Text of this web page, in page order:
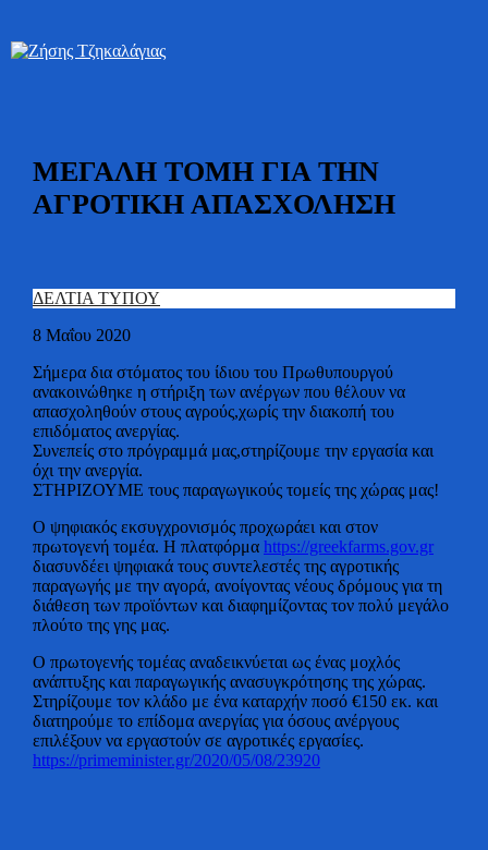
ΜΕΓΑΛΗ ΤΟΜΗ ΓΙΑ ΤΗΝ
ΑΓΡΟΤΙΚΗ ΑΠΑΣΧΟΛΗΣΗ
ΔΕΛΤΙΑ ΤΥΠΟΥ
8 Μαΐου 2020
Σήμερα δια στόματος του ίδιου του Πρωθυπουργού
ανακοινώθηκε η στήριξη των ανέργων που θέλουν να
απασχοληθούν στους αγρούς,χωρίς την διακοπή του
επιδόματος ανεργίας.
Συνεπείς στο πρόγραμμά μας,στηρίζουμε την εργασία και
όχι την ανεργία.
ΣΤΗΡΙΖΟΥΜΕ τους παραγωγικούς τομείς της χώρας μας!
Ο ψηφιακός εκσυγχρονισμός προχωράει και στον
πρωτογενή τομέα. Η πλατφόρμα https://greekfarms.gov.gr
διασυνδέει ψηφιακά τους συντελεστές της αγροτικής
παραγωγής με την αγορά, ανοίγοντας νέους δρόμους για τη
διάθεση των προϊόντων και διαφημίζοντας τον πολύ μεγάλο
πλούτο της γης μας.
Ο πρωτογενής τομέας αναδεικνύεται ως ένας μοχλός
ανάπτυξης και παραγωγικής ανασυγκρότησης της χώρας.
Στηρίζουμε τον κλάδο με ένα καταρχήν ποσό €150 εκ. και
διατηρούμε το επίδομα ανεργίας για όσους ανέργους
επιλέξουν να εργαστούν σε αγροτικές εργασίες.
https://primeminister.gr/2020/05/08/23920